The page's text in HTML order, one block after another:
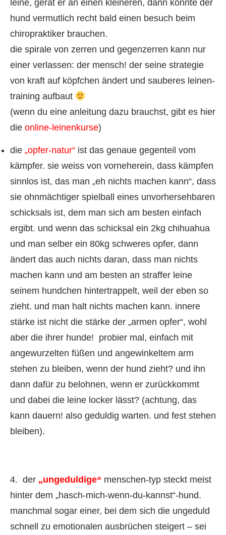
leine, gerät er an einen kleineren, dann könnte der
hund vermutlich recht bald einen besuch beim
chiropraktiker brauchen.
die spirale von zerren und gegenzerren kann nur
einer verlassen: der mensch! der seine strategie
von kraft auf köpfchen ändert und sauberes leinen-
training aufbaut
(wenn du eine anleitung dazu brauchst, gibt es hier
die online-leinenkurse)
die „opfer-natur“ ist das genaue gegenteil vom
kämpfer. sie weiss von vorneherein, dass kämpfen
sinnlos ist, das man „eh nichts machen kann“, dass
sie ohnmächtiger spielball eines unvorhersehbaren
schicksals ist, dem man sich am besten einfach
ergibt. und wenn das schicksal ein 2kg chihuahua
und man selber ein 80kg schweres opfer, dann
ändert das auch nichts daran, dass man nichts
machen kann und am besten an straffer leine
seinem hundchen hintertrappelt, weil der eben so
zieht. und man halt nichts machen kann. innere
stärke ist nicht die stärke der „armen opfer“, wohl
aber die ihrer hunde! probier mal, einfach mit
angewurzelten füßen und angewinkeltem arm
stehen zu bleiben, wenn der hund zieht? und ihn
dann dafür zu belohnen, wenn er zurückkommt
und dabei die leine locker lässt? (achtung, das
kann dauern! also geduldig warten. und fest stehen
bleiben).
4. der „ungeduldige“ menschen-typ steckt meist
hinter dem „hasch-mich-wenn-du-kannst“-hund.
manchmal sogar einer, bei dem sich die ungeduld
schnell zu emotionalen ausbrüchen steigert – sei